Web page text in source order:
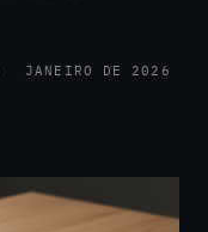
JANEIRO DE 2026